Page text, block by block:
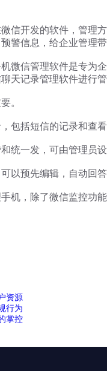
信开发的软件，管理
警信息，给企业管理
微信管理软件是专为
天记录管理软件进行
。
包括短信的记录和查
统一发，可由管理员
以预先编辑，自动回
机，除了微信监控功
资源
行为
掌控